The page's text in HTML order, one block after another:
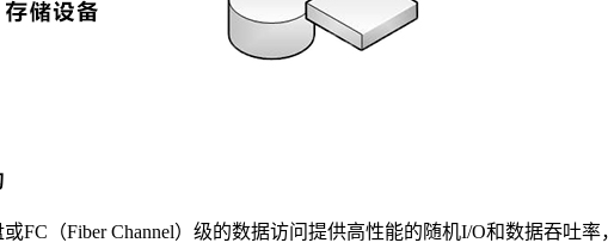
或FC （Fiber Channel）级的数据访问提供高性能的随机I/O和数据吞吐率